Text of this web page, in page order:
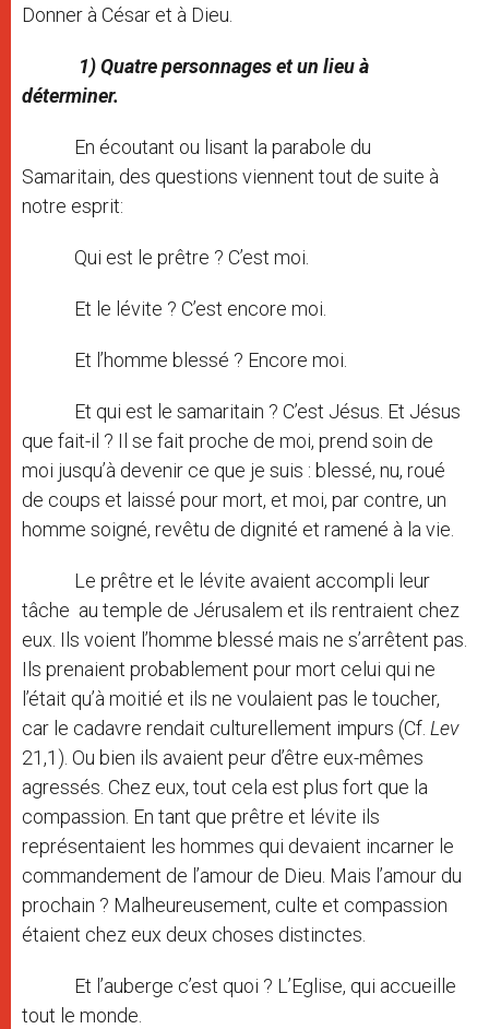
Donner à César et à Dieu.
1) Quatre personnages et un lieu à
déterminer.
En écoutant ou lisant la parabole du
Samaritain, des questions viennent tout de suite à
notre esprit:
Qui est le prêtre ? C’est moi.
Et le lévite ? C’est encore moi.
Et l’homme blessé ? Encore moi.
Et qui est le samaritain ? C’est Jésus. Et Jésus
que fait-il ? Il se fait proche de moi, prend soin de
moi jusqu’à devenir ce que je suis : blessé, nu, roué
de coups et laissé pour mort, et moi, par contre, un
homme soigné, revêtu de dignité et ramené à la vie.
Le prêtre et le lévite avaient accompli leur
tâche au temple de Jérusalem et ils rentraient chez
eux. Ils voient l’homme blessé mais ne s’arrêtent pas.
Ils prenaient probablement pour mort celui qui ne
l’était qu’à moitié et ils ne voulaient pas le toucher,
car le cadavre rendait culturellement impurs (Cf. Lev
21,1). Ou bien ils avaient peur d’être eux-mêmes
agressés. Chez eux, tout cela est plus fort que la
compassion. En tant que prêtre et lévite ils
représentaient les hommes qui devaient incarner le
commandement de l’amour de Dieu. Mais l’amour du
prochain ? Malheureusement, culte et compassion
étaient chez eux deux choses distinctes.
Et l’auberge c’est quoi ? L’Eglise, qui accueille
tout le monde.